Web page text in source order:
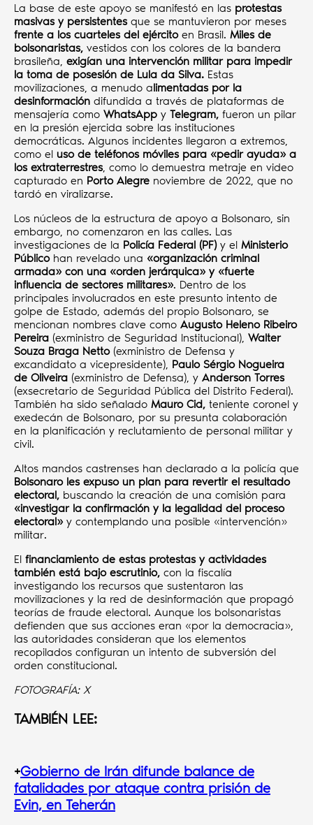
La base de este apoyo se manifestó en las protestas
masivas y persistentesque se mantuvieron por meses
frente a los cuarteles del ejército en Brasil. Miles de
bolsonaristas, vestidos con los colores de la bandera
brasileña, exigían una intervención militar para impedir
la toma de posesión de Lula da Silva. Estas
movilizaciones, a menudo alimentadas por la
desinformación difundida a través de plataformas de
mensajería como WhatsApp y Telegram, fueron un pilar
en la presión ejercida sobre las instituciones
democráticas. Algunos incidentes llegaron a extremos,
como el uso de teléfonos móviles para «pedir ayuda» a
los extraterrestres, como lo demuestra metraje en video
capturado en Porto Alegre noviembre de 2022, que no
tardó en viralizarse.
Los núcleos de la estructura de apoyo a Bolsonaro, sin
embargo, no comenzaron en las calles. Las
investigaciones de la Policía Federal (PF) y el Ministerio
Público han revelado una «organización criminal
armada» con una «orden jerárquica» y «fuerte
influencia de sectores militares». Dentro de los
principales involucrados en este presunto intento de
golpe de Estado, además del propio Bolsonaro, se
mencionan nombres clave como Augusto Heleno Ribeiro
Pereira (exministro de Seguridad Institucional), Walter
Souza Braga Netto(exministro de Defensa y
excandidato a vicepresidente), Paulo Sérgio Nogueira
de Oliveira (exministro de Defensa), y Anderson Torres
(exsecretario de Seguridad Pública del Distrito Federal).
También ha sido señalado Mauro Cid, teniente coronel y
exedecán de Bolsonaro, por su presunta colaboración
en la planificación y reclutamiento de personal militar y
civil.
Altos mandos castrenses han declarado a la policía que
Bolsonaro les expuso un plan para revertir el resultado
electoral, buscando la creación de una comisión para
«investigar la confirmación y la legalidad del proceso
electoral»y contemplando una posible «intervención»
militar.
El financiamiento de estas protestas y actividades
también está bajo escrutinio, con la fiscalía
investigando los recursos que sustentaron las
movilizaciones y la red de desinformación que propagó
teorías de fraude electoral. Aunque los bolsonaristas
defienden que sus acciones eran «por la democracia»,
las autoridades consideran que los elementos
recopilados configuran un intento de subversión del
orden constitucional.
FOTOGRAFÍA: X
TAMBIÉN LEE:
+Gobierno de Irán difunde balance de
fatalidades por ataque contra prisión de
Evin, en Teherán